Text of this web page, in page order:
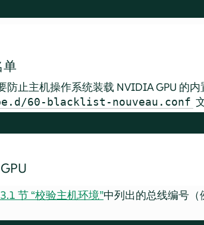
单
止主机操作系统装载 NVIDIA GPU 的内
60-blacklist-nouveau.conf
节 “校验主机环境”中列出的总线编号（